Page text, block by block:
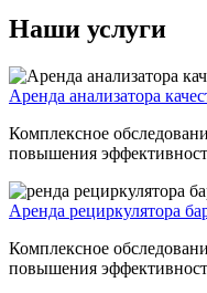
Наши услуги
Аренда анализатора
Комплексное
повышения
Аренда рециркулятора
Комплексное
повышения